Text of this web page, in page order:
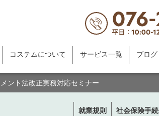
コステムについて サービス一覧 ブログ
ト法改正実務対応セミナー
就業規則 社会保険手続